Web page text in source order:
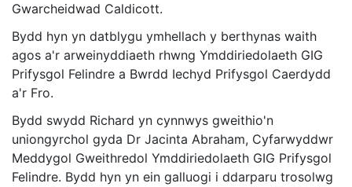
Gwarcheidwad Caldicott.
Bydd hyn yn datblygu ymhellach y berthynas waith
agos a'r arweinyddiaeth rhwng Ymddiriedolaeth GIG
Prifysgol Felindre a Bwrdd Iechyd Prifysgol Caerdydd
a'r Fro.
Bydd swydd Richard yn cynnwys gweithio'n
uniongyrchol gyda Dr Jacinta Abraham, Cyfarwyddwr
Meddygol Gweithredol Ymddiriedolaeth GIG Prifysgol
Felindre. Bydd hyn yn ein galluogi i ddarparu trosolwg